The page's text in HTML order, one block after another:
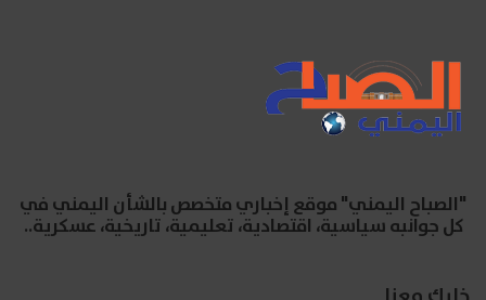
"الصباح اليمني" موقع إخباري متخصص بالشأن اليمني في
كل جوانبه سياسية، اقتصادية، تعليمية، تاريخية، عسكرية..